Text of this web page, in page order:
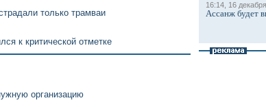
только трамваи
к критической отметке
организацию
16:14, 16 декабря
Ассанж будет